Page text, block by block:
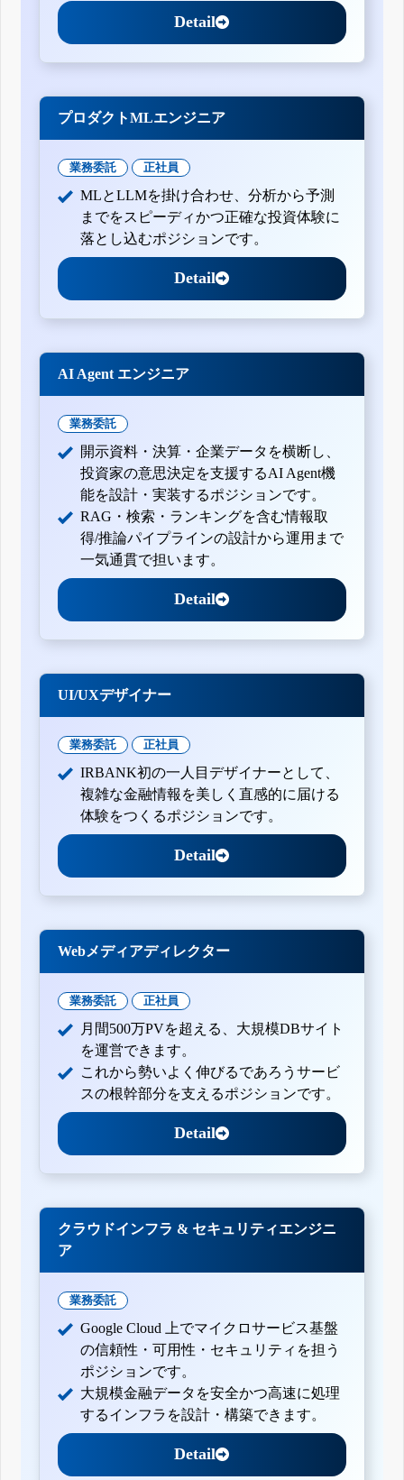
Detail
プロダクトMLエンジニア
業務委託 正社員
MLとLLMを掛け合わせ、分析から予測
までをスピーディかつ正確な投資体験に
落とし込むポジションです。
Detail
AI Agent エンジニア
業務委託
開示資料・決算・企業データを横断し、
投資家の意思決定を支援するAI Agent機
能を設計・実装するポジションです。
RAG・検索・ランキングを含む情報取
得/推論パイプラインの設計から運用まで
一気通貫で担います。
Detail
UI/UXデザイナー
業務委託 正社員
IRBANK初の一人目デザイナーとして、
複雑な金融情報を美しく直感的に届ける
体験をつくるポジションです。
Detail
Webメディアディレクター
業務委託 正社員
月間500万PVを超える、大規模DBサイト
を運営できます。
これから勢いよく伸びるであろうサービ
スの根幹部分を支えるポジションです。
Detail
クラウドインフラ & セキュリティエンジニ
ア
業務委託
Google Cloud 上でマイクロサービス基盤
の信頼性・可用性・セキュリティを担う
ポジションです。
大規模金融データを安全かつ高速に処理
するインフラを設計・構築できます。
Detail